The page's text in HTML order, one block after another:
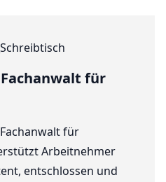
für
für
Arbeitnehmer
entschlossen und